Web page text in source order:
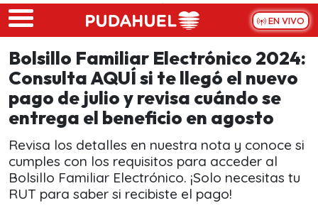
Skip to main content
EN VIVO
Bolsillo Familiar Electrónico 2024:
Consulta AQUÍ si te llegó el nuevo
pago de julio y revisa cuándo se
entrega el beneficio en agosto
Revisa los detalles en nuestra nota y conoce si
cumples con los requisitos para acceder al
Bolsillo Familiar Electrónico. ¡Solo necesitas tu
RUT para saber si recibiste el pago!